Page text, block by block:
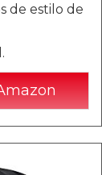
de estilo de